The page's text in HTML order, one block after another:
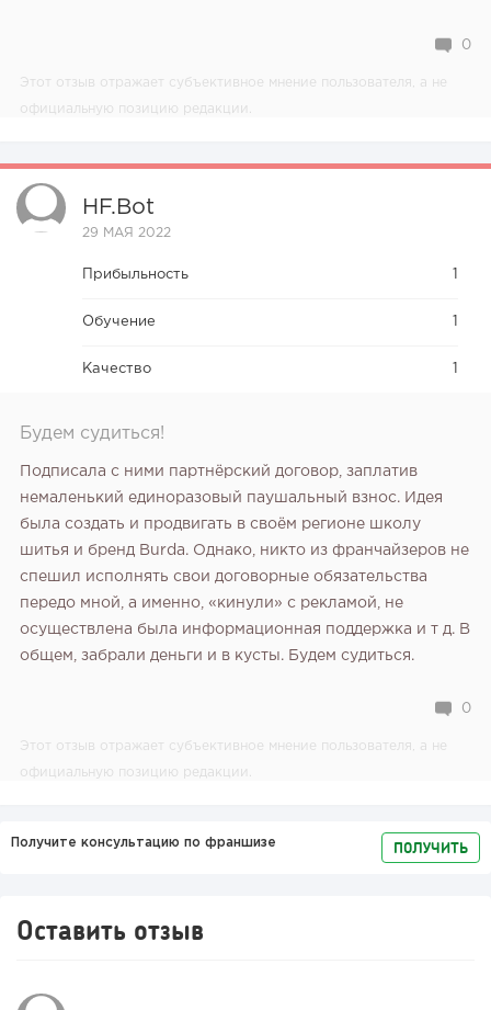
0
Этот отзыв отражает субъективное мнение пользователя, а не
официальную позицию редакции.
HF.bot
29 МАЯ 2022
Прибыльность
Обучение
Качество
Будем судиться!
Подписала с ними партнёрский договор, заплатив
немаленький единоразовый паушальный взнос. Идея
была создать и продвигать в своём регионе школу
шитья и бренд Burda. Однако, никто из франчайзеров не
спешил исполнять свои договорные обязательства
передо мной, а именно, «кинули» с рекламой, не
осуществлена была информационная поддержка и т д. В
общем, забрали деньги и в кусты. Будем судиться.
0
Этот отзыв отражает субъективное мнение пользователя, а не
официальную позицию редакции.
Получите консультацию по франшизе ПОЛУЧИТЬ
Оставить отзыв